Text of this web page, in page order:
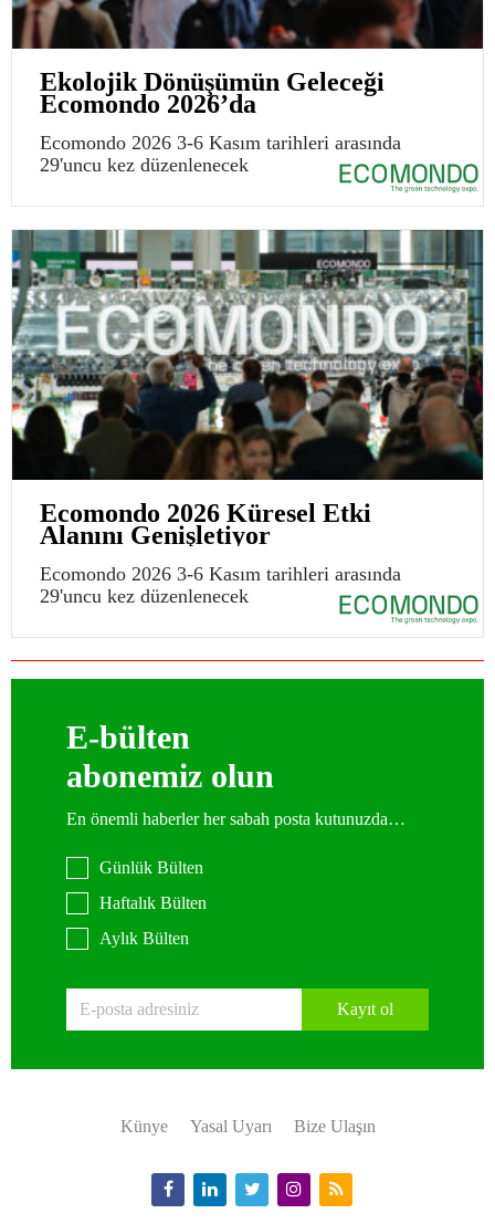
Ekolojik Dönüşümün Geleceği
Ecomondo 2026’da
Ecomondo 2026 3-6 Kasım tarihleri arasında
29'uncu kez düzenlenecek
Ecomondo 2026 Küresel Etki
Alanını Genişletiyor
Ecomondo 2026 3-6 Kasım tarihleri arasında
29'uncu kez düzenlenecek
E-bülten
abonemiz olun
En önemli haberler her sabah posta kutunuzda…
Günlük Bülten
Haftalık Bülten
Aylık Bülten
Kayıt ol
Künye Yasal Uyarı Bize Ulaşın